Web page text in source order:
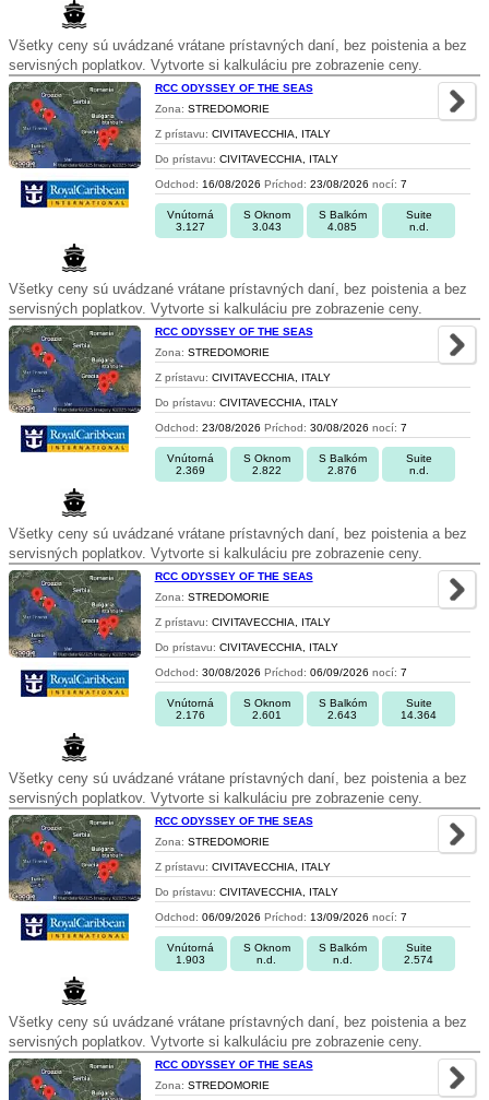
Všetky ceny sú uvádzané vrátane prístavných daní, bez poistenia a bez
servisných poplatkov. Vytvorte si kalkuláciu pre zobrazenie ceny.
RCC ODYSSEY OF THE SEAS
Zona: STREDOMORIE
Z prístavu: CIVITAVECCHIA, ITALY
Do prístavu: CIVITAVECCHIA, ITALY
Odchod: 16/08/2026 Príchod: 23/08/2026 nocí: 7
Vnútorná
3.127
S Oknom
3.043
S Balkóm
4.085
Suite
n.d.
Všetky ceny sú uvádzané vrátane prístavných daní, bez poistenia a bez
servisných poplatkov. Vytvorte si kalkuláciu pre zobrazenie ceny.
RCC ODYSSEY OF THE SEAS
Zona: STREDOMORIE
Z prístavu: CIVITAVECCHIA, ITALY
Do prístavu: CIVITAVECCHIA, ITALY
Odchod: 23/08/2026 Príchod: 30/08/2026 nocí: 7
Vnútorná
2.369
S Oknom
2.822
S Balkóm
2.876
Suite
n.d.
Všetky ceny sú uvádzané vrátane prístavných daní, bez poistenia a bez
servisných poplatkov. Vytvorte si kalkuláciu pre zobrazenie ceny.
RCC ODYSSEY OF THE SEAS
Zona: STREDOMORIE
Z prístavu: CIVITAVECCHIA, ITALY
Do prístavu: CIVITAVECCHIA, ITALY
Odchod: 30/08/2026 Príchod: 06/09/2026 nocí: 7
Vnútorná
2.176
S Oknom
2.601
S Balkóm
2.643
Suite
14.364
Všetky ceny sú uvádzané vrátane prístavných daní, bez poistenia a bez
servisných poplatkov. Vytvorte si kalkuláciu pre zobrazenie ceny.
RCC ODYSSEY OF THE SEAS
Zona: STREDOMORIE
Z prístavu: CIVITAVECCHIA, ITALY
Do prístavu: CIVITAVECCHIA, ITALY
Odchod: 06/09/2026 Príchod: 13/09/2026 nocí: 7
Vnútorná
1.903
S Oknom
n.d.
S Balkóm
n.d.
Suite
2.574
Všetky ceny sú uvádzané vrátane prístavných daní, bez poistenia a bez
servisných poplatkov. Vytvorte si kalkuláciu pre zobrazenie ceny.
RCC ODYSSEY OF THE SEAS
Zona: STREDOMORIE